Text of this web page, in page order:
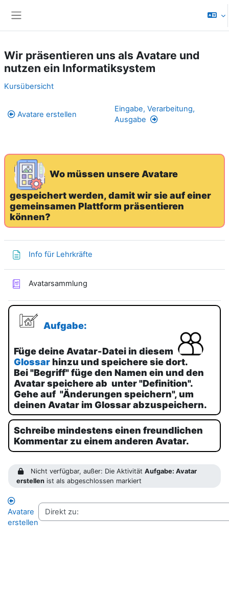
Wir präsentieren uns als Avatare und
nutzen ein Informatiksystem
Abschnittsübersicht
Kursübersicht
Avatare erstellen
Eingabe, Verarbeitung,
Ausgabe
Wo müssen unsere Avatare
gespeichert werden, damit wir sie auf einer
gemeinsamen Plattform präsentieren
können?
Info für Lehrkräfte
Avatarsammlung
Aufgabe:
Füge deine Avatar-Datei in diesem
Glossarhinzu und speichere sie dort.
Bei "Begriff" füge den Namen ein und den
Avatar speichere ab unter "Definition".
Gehe auf "Änderungen speichern", um
deinen Avatar im Glossar abzuspeichern.
Schreibe mindestens einen freundlichen
Kommentar zu einem anderen Avatar.
Nicht verfügbar, außer: Die AktivitätAufgabe: Avatar
erstellen ist als abgeschlossen markiert
Avatare
erstellen